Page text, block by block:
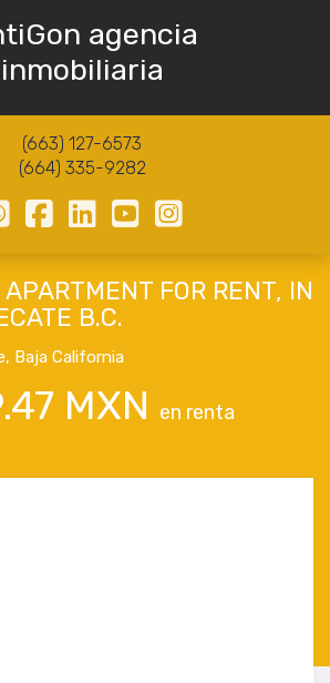
agencia
inmobiliaria
(663) 127-6573
(664) 335-9282
FOR RENT, IN
B.C.
, Baja California
MXN en renta